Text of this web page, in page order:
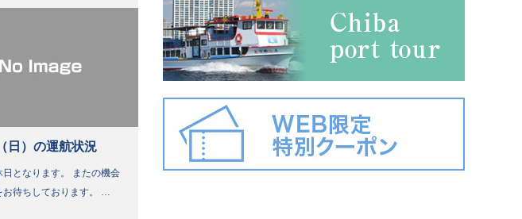
日）の運航状況
日となります。 またの機会
お待ちしております。 …